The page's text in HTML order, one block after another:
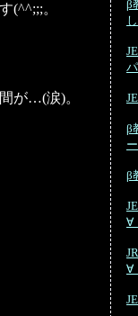
(^^;;;。
が…(涙)。
β
β
β
∀
∀